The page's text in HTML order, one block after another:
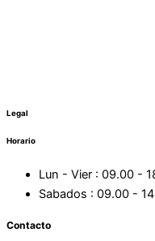
Legal
Horario
Lun - Vier : 09.00 -
Sabados : 09.00 -
Contacto